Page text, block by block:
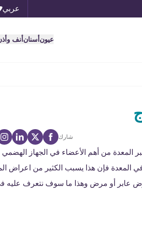
عربي
عيون أسنان أنف
شارك
المعدة من أهم الأعضاء في الجهاز الهضمي
المعدة فإن هذا يسبب الكثير من اعراض
عابر أو مرض وهذا ما سوف نتعرف عليه